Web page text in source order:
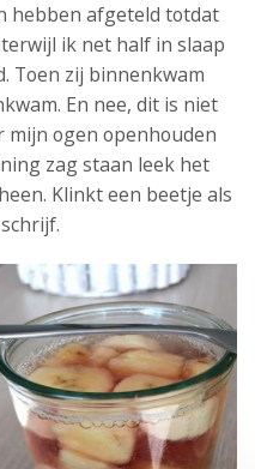
hebben afgeteld totdat
ik net half in slaap
Toen zij binnenkwam
En nee, dit is niet
mijn ogen openhouden
zag staan leek het
Klinkt een beetje als